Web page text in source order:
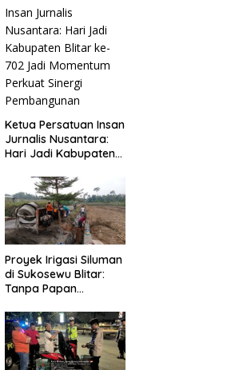
Ketua Persatuan Insan
Jurnalis Nusantara:
Hari Jadi Kabupaten
Momentum Perkuat
Sinergi Pembangunan
Proyek Irigasi Siluman
di Sukosewu Blitar:
Tanpa Papan
dan Terkesan Lempar
Tanggung Jawab